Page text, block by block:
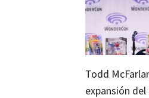
Todd
expansión